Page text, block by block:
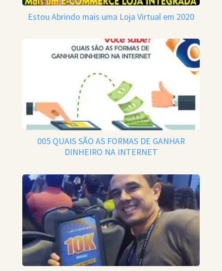
Estou Abrindo mais uma Loja Virtual em 2020
005 QUAIS SÃO AS FORMAS DE GANHAR
DINHEIRO NA INTERNET